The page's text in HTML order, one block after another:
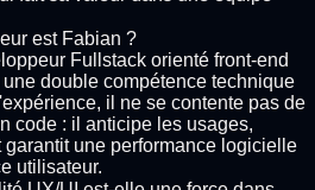
est Fabian ?
Fullstack orienté front-end
double compétence technique
il ne se contente pas de
code : il anticipe les usages,
une performance logicielle
utilisateur.